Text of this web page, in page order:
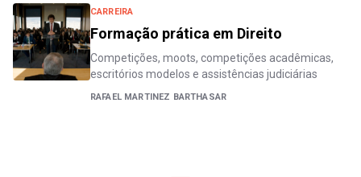
CARREIRA
Formação prática em Direito
Competições, moots, competições acadêmicas,
escritórios modelos e assistências judiciárias
RAFAEL MARTINEZ BARTHASAR